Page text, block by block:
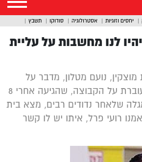
יחסים וזוגיות אסטרולוגיה סודוקו תשבץ
לנו מחשבות על עליית
מוצקין, נועם מטלון, מדבר על
התקופה הקשה שעוברת על הקבוצה, שהגיעה אחרי 8
שלאחר נדודים רבים, מצא בית
רועי פרל, איתו יש לו קשר